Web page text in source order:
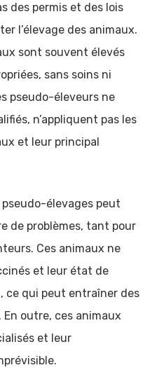
des permis et des lois
l’élevage des animaux.
sont souvent élevés
sans soins ni
pseudo-éleveurs ne
n’appliquent pas les
et leur principal
pseudo-élevages peut
de problèmes, tant pour
Ces animaux ne
et leur état de
ce qui peut entraîner des
outre, ces animaux
et leur